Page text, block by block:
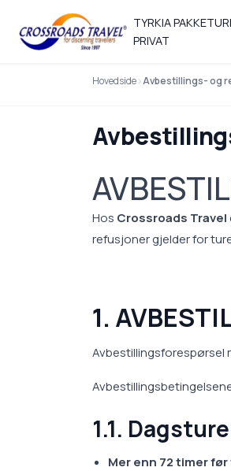
TYRKIA
PRIVAT
Hovedside Avbestillings- og
Hos Crossroads Travel
refusjoner gjelder for
1.
Avbestillingsforespørsel
1.1.
Mer enn 72 timer